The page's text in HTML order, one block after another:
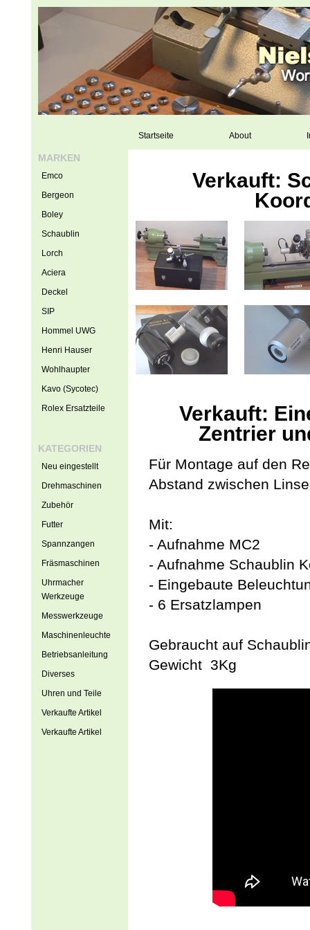
Startseite About
Verkauft:
Verkauft:
Zentrier
Für Montage auf den
Abstand zwischen
Mit:
- Aufnahme MC2
- Aufnahme Schaublin
- Eingebaute
- 6 Ersatzlampen
Gebraucht auf
Gewicht 3Kg
MARKEN
Emco
Bergeon
Boley
Schaublin
Lorch
Aciera
Deckel
SIP
Hommel UWG
Henri Hauser
Wohlhaupter
Kavo (Sycotec)
Rolex Ersatzteile
KATEGORIEN
Neu eingestellt
Drehmaschinen
Zubehör
Futter
Spannzangen
Fräsmaschinen
Uhrmacher
Werkzeuge
Messwerkzeuge
Maschinenleuchte
Betriebsanleitung
Diverses
Uhren und Teile
Verkaufte Artikel
Verkaufte Artikel